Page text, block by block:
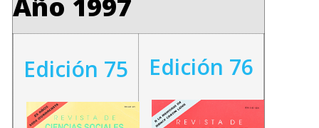
Edición 75 Edición 76